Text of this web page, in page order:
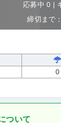
応募中 0 |
締切まで
0
ついて